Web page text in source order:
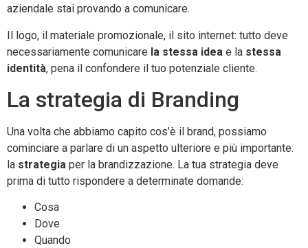
aziendale stai provando a comunicare.
Il logo, il materiale promozionale, il sito internet: tutto deve
necessariamente comunicare la stessa idea e la stessa
identità, pena il confondere il tuo potenziale cliente.
La strategia di Branding
Una volta che abbiamo capito cos’è il brand, possiamo
cominciare a parlare di un aspetto ulteriore e più importante:
la strategia per la brandizzazione. La tua strategia deve
prima di tutto rispondere a determinate domande:
Cosa
Dove
Quando